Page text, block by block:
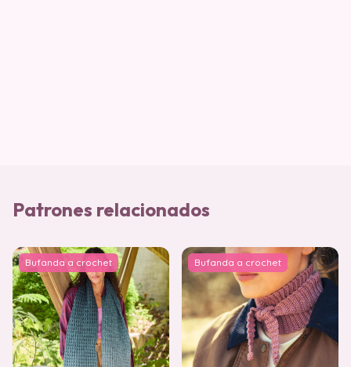
Patrones relacionados
Bufanda a crochet Bufanda a crochet